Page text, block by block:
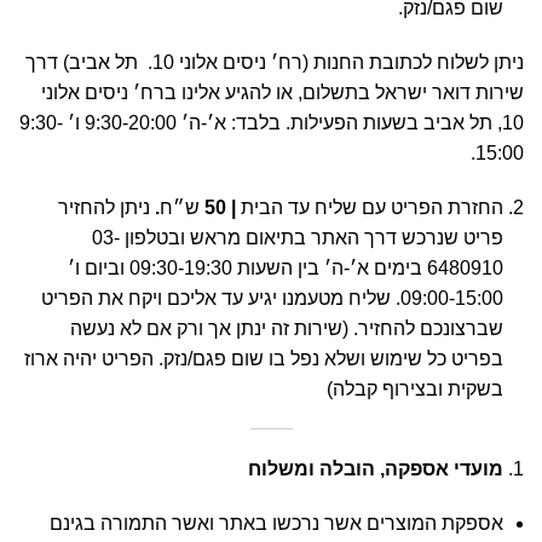
שום פגם/נזק.
ניתן לשלוח לכתובת החנות (רח׳ ניסים אלוני 10. תל אביב) דרך
שירות דואר ישראל בתשלום, או להגיע אלינו ברח׳ ניסים אלוני
10, תל אביב בשעות הפעילות. בלבד: א׳-ה׳ 9:30-20:00 ו׳ 9:30-
15:00.
החזרת הפריט עם שליח עד הבית ש״ח. ניתן להחזיר
פריט שנרכש דרך האתר בתיאום מראש ובטלפון 03-
6480910 בימים א׳-ה׳ בין השעות 09:30-19:30 וביום ו׳
09:00-15:00. שליח מטעמנו יגיע עד אליכם ויקח את הפריט
שברצונכם להחזיר. (שירות זה ינתן אך ורק אם לא נעשה
בפריט כל שימוש ושלא נפל בו שום פגם/נזק. הפריט יהיה ארוז
בשקית ובצירוף קבלה)
מועדי אספקה, הובלה ומשלוח
אספקת המוצרים אשר נרכשו באתר ואשר התמורה בגינם